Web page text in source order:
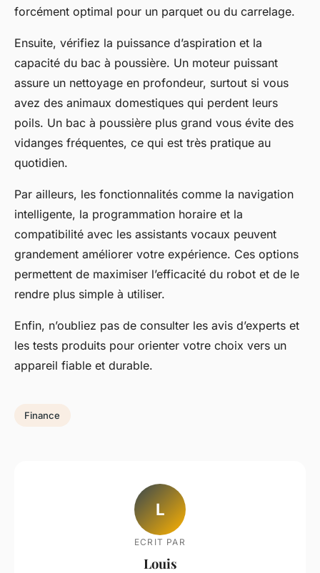
forcément optimal pour un parquet ou du carrelage.
Ensuite, vérifiez la puissance d’aspiration et la
capacité du bac à poussière. Un moteur puissant
assure un nettoyage en profondeur, surtout si vous
avez des animaux domestiques qui perdent leurs
poils. Un bac à poussière plus grand vous évite des
vidanges fréquentes, ce qui est très pratique au
quotidien.
Par ailleurs, les fonctionnalités comme la navigation
intelligente, la programmation horaire et la
compatibilité avec les assistants vocaux peuvent
grandement améliorer votre expérience. Ces options
permettent de maximiser l’efficacité du robot et de le
rendre plus simple à utiliser.
Enfin, n’oubliez pas de consulter les avis d’experts et
les tests produits pour orienter votre choix vers un
appareil fiable et durable.
Finance
L
ECRIT PAR
Louis